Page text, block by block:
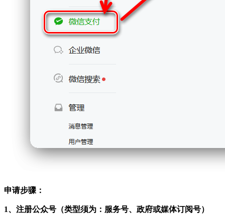
申请步骤：
1、注册公众号（类型须为：服务号、政府或媒体订阅号）